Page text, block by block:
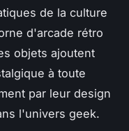
de la culture
d'arcade rétro
objets ajoutent
à toute
par leur design
l'univers geek.